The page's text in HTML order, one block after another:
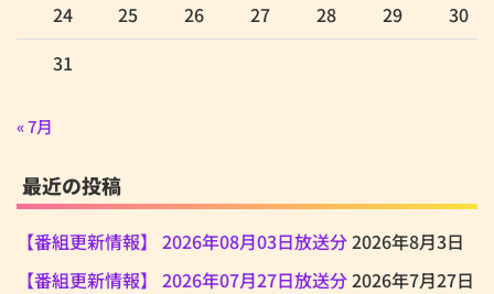
24
25 26 27 28 29
30
31
« 7月
最近の投稿
【番組更新情報】 2026年08月03日放送分2026年8月3日
【番組更新情報】 2026年07月27日放送分2026年7月27日